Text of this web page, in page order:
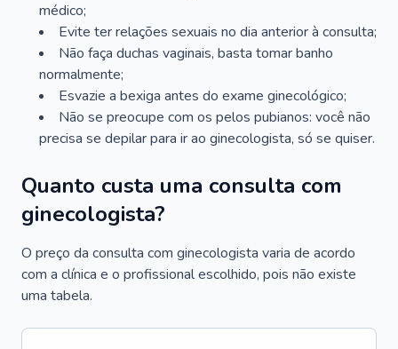
médico;
Evite ter relações sexuais no dia anterior à consulta;
Não faça duchas vaginais, basta tomar banho
normalmente;
Esvazie a bexiga antes do exame ginecológico;
Não se preocupe com os pelos pubianos: você não
precisa se depilar para ir ao ginecologista, só se quiser.
Quanto custa uma consulta com
ginecologista?
O preço da consulta com ginecologista varia de acordo
com a clínica e o profissional escolhido, pois não existe
uma tabela.